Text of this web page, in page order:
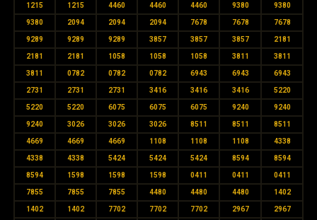
1215 1215 4460 4460 4460 9380 9380
9380 2094 2094 2094 7678 7678 7678
9289 9289 9289 3857 3857 3857 2181
2181 2181 1058 1058 1058 3811 3811
3811 0782 0782 0782 6943 6943 6943
2731 2731 2731 3416 3416 3416 5220
5220 5220 6075 6075 6075 9240 9240
9240 3026 3026 3026 8511 8511 8511
4669 4669 4669 1108 1108 1108 4338
4338 4338 5424 5424 5424 8594 8594
8594 1598 1598 1598 0411 0411 0411
7855 7855 7855 4480 4480 4480 1402
1402 1402 7702 7702 7702 2967 2967